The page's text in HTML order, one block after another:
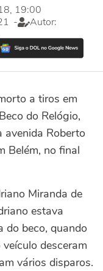
19:00
- Autor:
a tiros em
do Relógio,
avenida Roberto
Belém, no final
Miranda de
estava
do beco, quando
desceram
vários disparos.